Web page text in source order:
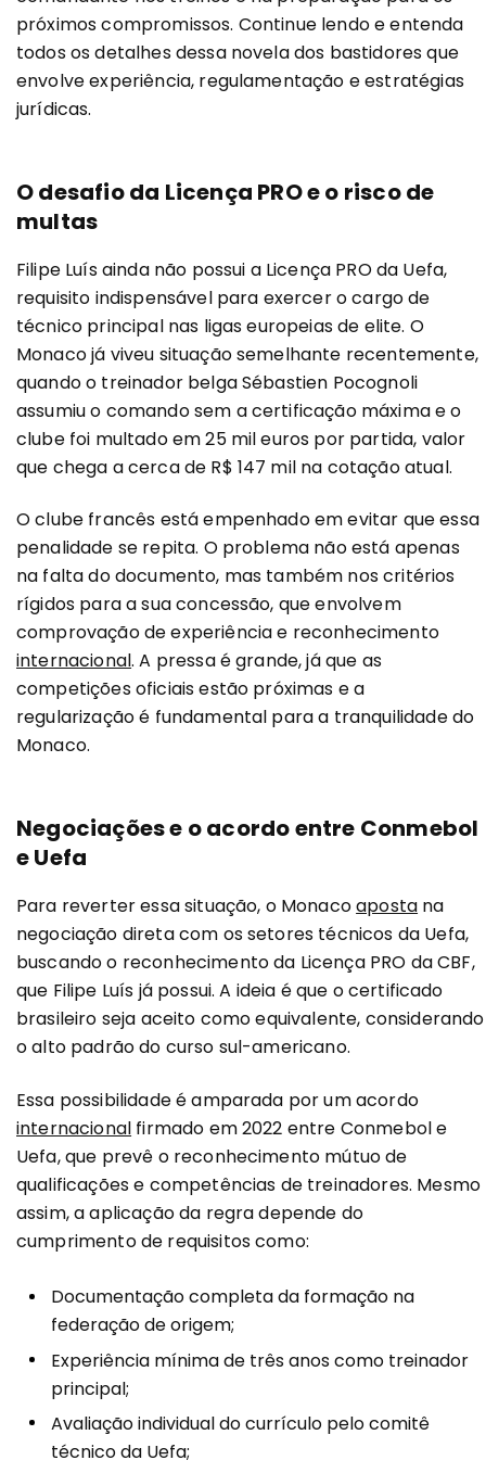
próximos compromissos. Continue lendo e entenda
todos os detalhes dessa novela dos bastidores que
envolve experiência, regulamentação e estratégias
jurídicas.
O desafio da Licença PRO e o risco de
multas
Filipe Luís ainda não possui a Licença PRO da Uefa,
requisito indispensável para exercer o cargo de
técnico principal nas ligas europeias de elite. O
Monaco já viveu situação semelhante recentemente,
quando o treinador belga Sébastien Pocognoli
assumiu o comando sem a certificação máxima e o
clube foi multado em 25 mil euros por partida, valor
que chega a cerca de R$ 147 mil na cotação atual.
O clube francês está empenhado em evitar que essa
penalidade se repita. O problema não está apenas
na falta do documento, mas também nos critérios
rígidos para a sua concessão, que envolvem
comprovação de experiência e reconhecimento
internacional. A pressa é grande, já que as
competições oficiais estão próximas e a
regularização é fundamental para a tranquilidade do
Monaco.
Negociações e o acordo entre Conmebol
e Uefa
Para reverter essa situação, o Monacoaposta na
negociação direta com os setores técnicos da Uefa,
buscando o reconhecimento da Licença PRO da CBF,
que Filipe Luís já possui. A ideia é que o certificado
brasileiro seja aceito como equivalente, considerando
o alto padrão do curso sul-americano.
Essa possibilidade é amparada por um acordo
internacional firmado em 2022 entre Conmebol e
Uefa, que prevê o reconhecimento mútuo de
qualificações e competências de treinadores. Mesmo
assim, a aplicação da regra depende do
cumprimento de requisitos como:
Documentação completa da formação na
federação de origem;
Experiência mínima de três anos como treinador
principal;
Avaliação individual do currículo pelo comitê
técnico da Uefa;